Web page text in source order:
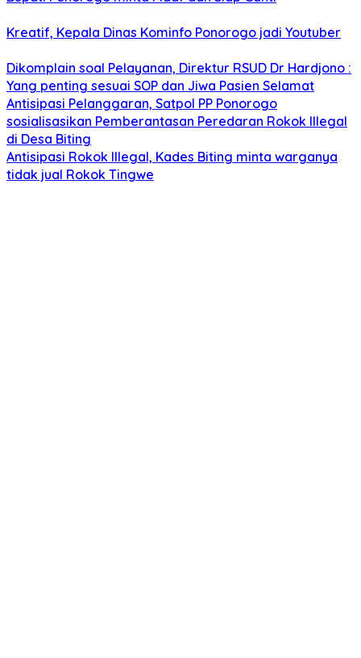
Kreatif, Kepala Dinas Kominfo Ponorogo jadi Youtuber
Dikomplain soal Pelayanan, Direktur RSUD Dr Hardjono :
Yang penting sesuai SOP dan Jiwa Pasien Selamat
Antisipasi Pelanggaran, Satpol PP Ponorogo
sosialisasikan Pemberantasan Peredaran Rokok Illegal
di Desa Biting
Antisipasi Rokok Illegal, Kades Biting minta warganya
tidak jual Rokok Tingwe